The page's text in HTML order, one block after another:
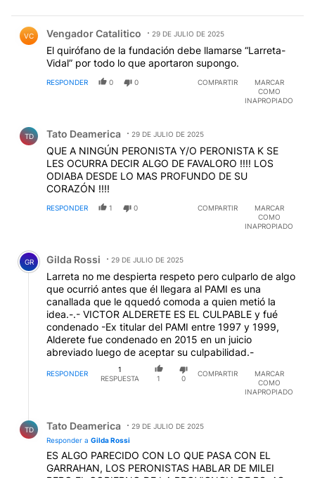
VC Vengador Catalitico 29 DE JULIO DE 2025
El quirófano de la fundación debe llamarse “Larreta-
Vidal” por todo lo que aportaron supongo.
RESPONDER 0 0 COMPARTIR
MARCAR
COMO
INAPROPIADO
TD Tato Deamerica 29 DE JULIO DE 2025
QUE A NINGÚN PERONISTA Y/O PERONISTA K SE
LES OCURRA DECIR ALGO DE FAVALORO !!!! LOS
ODIABA DESDE LO MAS PROFUNDO DE SU
CORAZÓN !!!!
RESPONDER 1 0 COMPARTIR
MARCAR
COMO
INAPROPIADO
Comentario de Gilda Rossi.
GR Gilda Rossi 29 DE JULIO DE 2025
Larreta no me despierta respeto pero culparlo de algo
que ocurrió antes que él llegara al PAMI es una
canallada que le qquedó comoda a quien metió la
idea.-.- VICTOR ALDERETE ES EL CULPABLE y fué
condenado -Ex titular del PAMI entre 1997 y 1999,
Alderete fue condenado en 2015 en un juicio
abreviado luego de aceptar su culpabilidad.-
RESPONDER
1
RESPUESTA
1 0
COMPARTIR
MARCAR
COMO
INAPROPIADO
TD Tato Deamerica
29 DE JULIO DE 2025
Responder a Gilda Rossi
ES ALGO PARECIDO CON LO QUE PASA CON EL
GARRAHAN, LOS PERONISTAS HABLAR DE MILEI